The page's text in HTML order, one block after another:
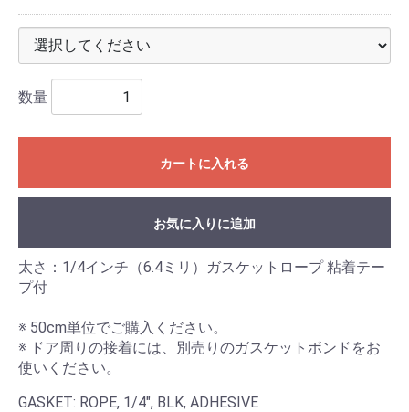
数量
カートに入れる
お気に入りに追加
太さ：1/4インチ（6.4ミリ）ガスケットロープ 粘着テー
プ付
※ 50cm単位でご購入ください。
※ ドア周りの接着には、別売りのガスケットボンドをお
使いください。
GASKET: ROPE, 1/4", BLK, ADHESIVE